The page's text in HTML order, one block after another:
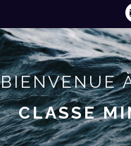
BIENVENUE
CLASSE